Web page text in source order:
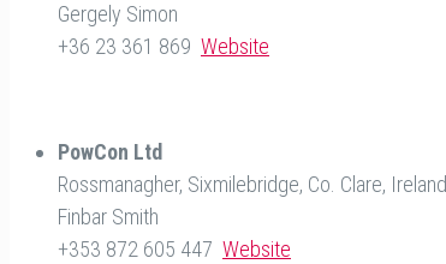
Gergely Simon
+36 23 361 869 Website
PowCon Ltd
Rossmanagher, Sixmilebridge, Co. Clare, Ireland
Finbar Smith
+353 872 605 447 Website